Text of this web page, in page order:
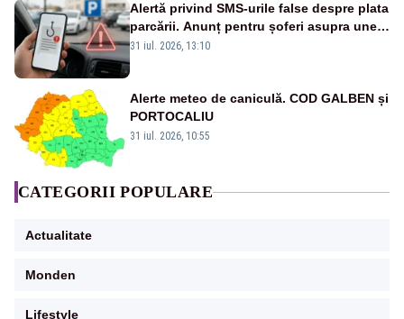
Alertă privind SMS-urile false despre plata
parcării. Anunț pentru șoferi asupra unei
noi metode de fraudă online
31 iul. 2026, 13:10
Alerte meteo de caniculă. COD GALBEN și
PORTOCALIU
31 iul. 2026, 10:55
CATEGORII POPULARE
Actualitate
Monden
Lifestyle